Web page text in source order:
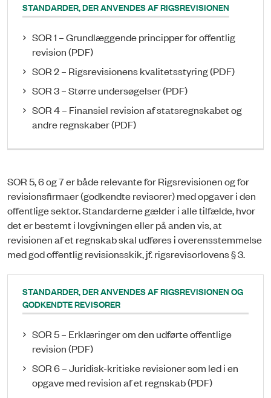
STANDARDER, DER ANVENDES AF RIGSREVISIONEN
SOR 1 – Grundlæggende principper for offentlig
revision (PDF)
SOR 2 – Rigsrevisionens kvalitetsstyring (PDF)
SOR 3 – Større undersøgelser (PDF)
SOR 4 – Finansiel revision af statsregnskabet og
andre regnskaber (PDF)
SOR 5, 6 og 7 er både relevante for Rigsrevisionen og for
revisionsfirmaer (godkendte revisorer) med opgaver i den
offentlige sektor. Standarderne gælder i alle tilfælde, hvor
det er bestemt i lovgivningen eller på anden vis, at
revisionen af et regnskab skal udføres i overensstemmelse
med god offentlig revisionsskik, jf. rigsrevisorlovens § 3.
STANDARDER, DER ANVENDES AF RIGSREVISIONEN OG
GODKENDTE REVISORER
SOR 5 – Erklæringer om den udførte offentlige
revision (PDF)
SOR 6 – Juridisk-kritiske revisioner som led i en
opgave med revision af et regnskab (PDF)